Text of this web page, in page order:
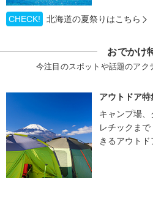
CHECK! 北海道の夏祭りはこちら
おでかけ
今注目のスポットや話題のアク
アウトドア特
キャンプ場
レチックま
きるアウト